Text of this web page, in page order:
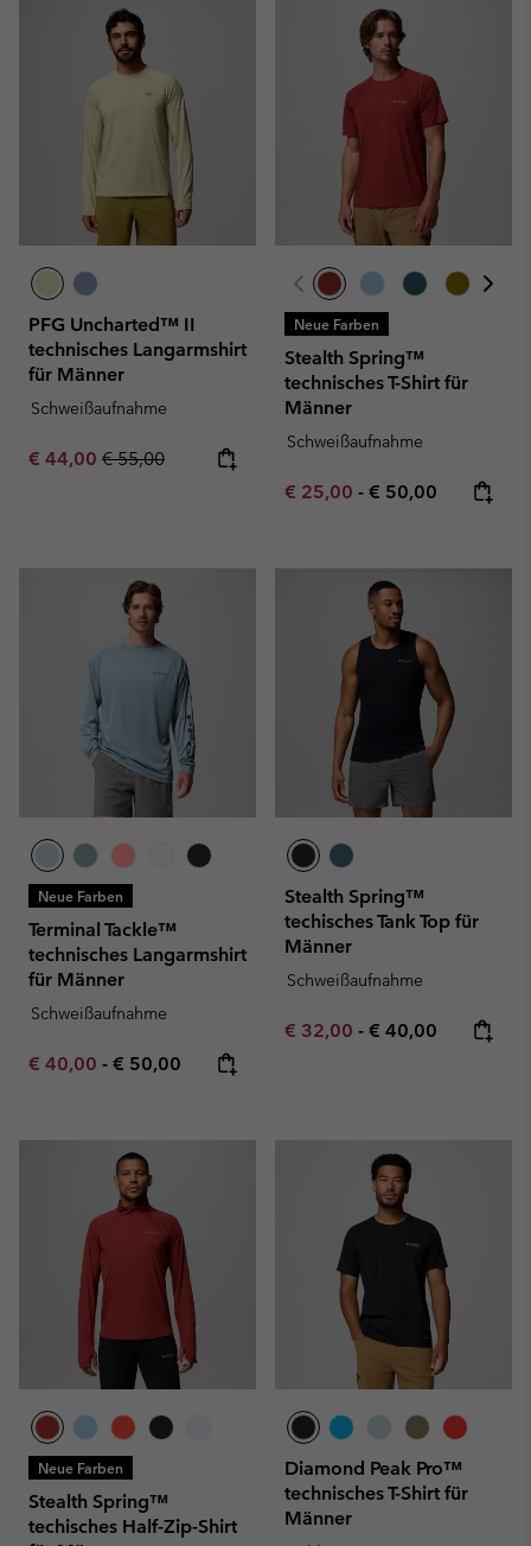
PFG Uncharted™ II
technisches Langarmshirt
für Männer
Schweißaufnahme
Sale price:
€ 44,00 Regular price:
€ 55,00
Neue Farben
Stealth Spring™
technisches T-Shirt für
Männer
Schweißaufnahme
Minimum sale price:
€ 25,00 - Maximum price:
€ 50,00
Neue Farben
Terminal Tackle™
technisches Langarmshirt
für Männer
Schweißaufnahme
Minimum sale price:
€ 40,00 - Maximum price:
€ 50,00
Stealth Spring™
techisches Tank Top für
Männer
Schweißaufnahme
Minimum sale price:
€ 32,00 - Maximum price:
€ 40,00
Neue Farben
Stealth Spring™
techisches Half-Zip-Shirt
Diamond Peak Pro™
technisches T-Shirt für
Männer